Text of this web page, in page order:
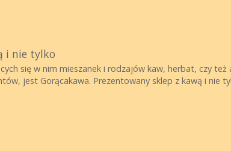
i nie tylko
się w nim mieszanek i rodzajów kaw, herbat, czy też
jest Gorącakawa. Prezentowany sklep z kawą i nie